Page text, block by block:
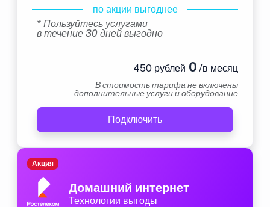
по акции выгоднее
* Пользуйтесь услугами
в течение 30 дней выгодно
450 рублей0 /в месяц
В стоимость тарифа не включены
дополнительные услуги и оборудование
Подключить
Домашний интернет
Технологии выгоды
Акция